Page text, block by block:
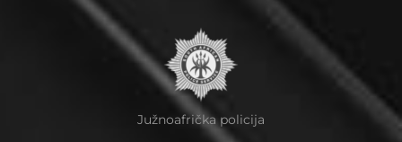
Južnoafrička policija